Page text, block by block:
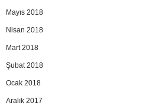
Mayıs 2018
Nisan 2018
Mart 2018
Şubat 2018
Ocak 2018
Aralık 2017